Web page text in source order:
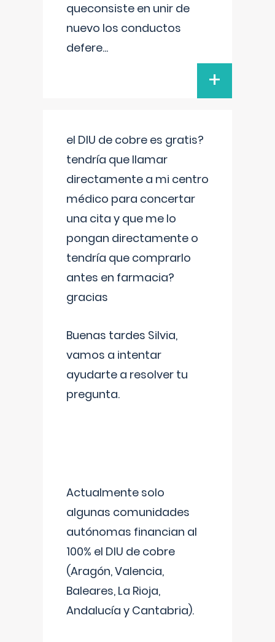
queconsiste en unir de
nuevo los conductos
defere...
+
el DIU de cobre es gratis?
tendría que llamar
directamente a mi centro
médico para concertar
una cita y que me lo
pongan directamente o
tendría que comprarlo
antes en farmacia?
gracias
Buenas tardes Silvia,
vamos a intentar
ayudarte a resolver tu
pregunta.
Actualmente solo
algunas comunidades
autónomas financian al
100% el DIU de cobre
(Aragón, Valencia,
Baleares, La Rioja,
Andalucía y Cantabria).